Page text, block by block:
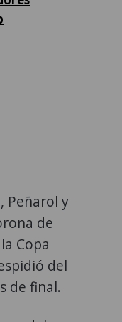
Peñarol y
de
Copa
del
de final.